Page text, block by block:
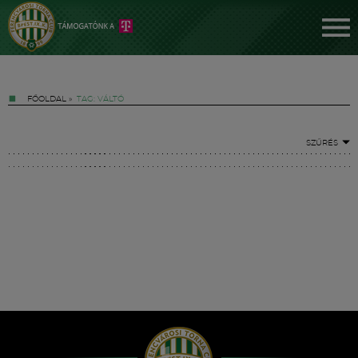
FŐOLDAL » TAG: VÁLTÓ
SZŰRÉS
Hírek